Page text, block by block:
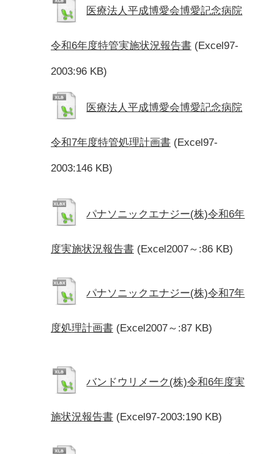
医療法人平成博愛会博愛記念病院
令和6年度特管実施状況報告書 (Excel97-
2003:96 KB)
医療法人平成博愛会博愛記念病院
令和7年度特管処理計画書 (Excel97-
2003:146 KB)
パナソニックエナジー(株)令和6年
度実施状況報告書 (Excel2007～:86 KB)
パナソニックエナジー(株)令和7年
度処理計画書 (Excel2007～:87 KB)
バンドウリメーク(株)令和6年度実
施状況報告書 (Excel97-2003:190 KB)